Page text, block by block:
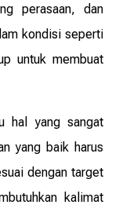
perasaan, dan
kondisi seperti
untuk membuat
hal yang sangat
yang baik harus
dengan target
kalimat